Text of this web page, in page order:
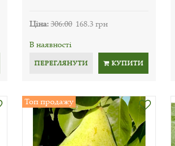
Ціна:306.00 168.3 грн
В наявності
ПЕРЕГЛЯНУТИ КУПИТИ
Топ продажу